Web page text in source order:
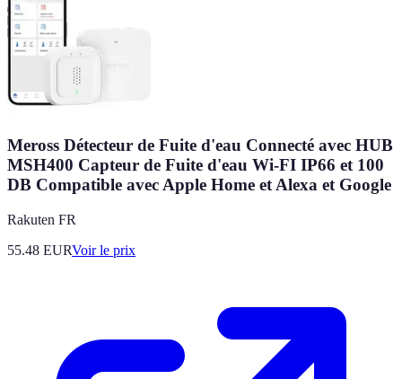
Meross Détecteur de Fuite d'eau Connecté avec HUB
MSH400 Capteur de Fuite d'eau Wi-FI IP66 et 100
DB Compatible avec Apple Home et Alexa et Google
Rakuten FR
55.48 EURVoir le prix